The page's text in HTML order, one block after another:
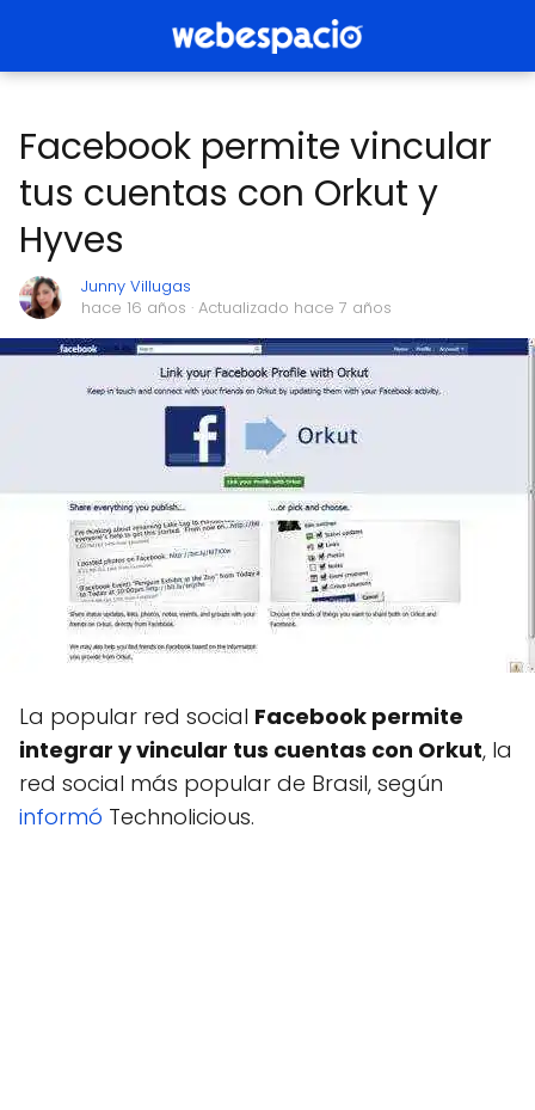
Facebook permite vincular
tus cuentas con Orkut y
Hyves
Junny Villugas
hace 16 años · Actualizado hace 7 años
La popular red social Facebook permite
integrar y vincular tus cuentas con Orkut, la
red social más popular de Brasil, según
informó Technolicious.